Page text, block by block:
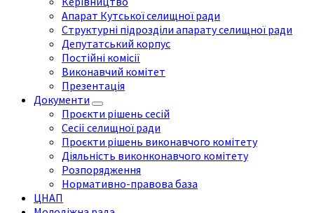
Апарат Кутської селищної ради
Структурні підрозділи апарату селищної ради
Депутатський корпус
Постійні комісії
Виконавчий комітет
Презентація
Документи
Проєкти рішень сесій
Сесії селищної ради
Проєкти рішень виконавчого комітету
Діяльність виконконавчого комітету
Розпорядження
Нормативно-правова база
ЦНАП